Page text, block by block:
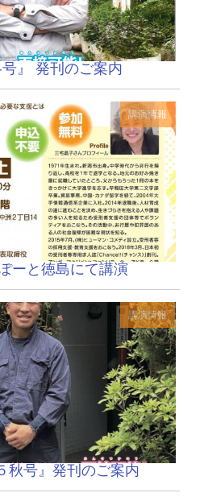
号』 発刊のご案内
講演情報
ーと徳島にて講演
講演情報
秋号』発刊のご案内